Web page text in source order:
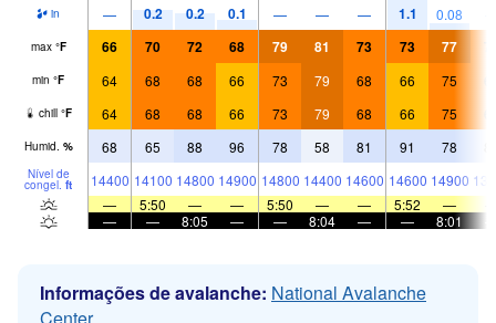
in — 0.2 0.2 0.1 — — — 1.1 0.08
max °F 66 70 72 68 79 81 73 73 77
min °F 64 68 68 66 73 79 68 66 75
chill °F 64 68 68 66 73 79 68 66 75
Humid. % 68 65 88 96 78 58 81 91 78
Nível de
congel. ft 14400 14100 14800 14900 14800 14400 14600 14600 14900
—
5:50 — — 5:50 — — 5:52 —
—
— 8:05 — — 8:04 — — 8:01
Informações de avalanche: National Avalanche